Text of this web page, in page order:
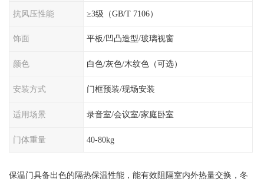
抗风压性能 ≥3级（GB/T 7106）
饰面 平板/凹凸造型/玻璃视窗
颜色 白色/灰色/木纹色（可选）
安装方式 门框预装/现场安装
适用场景 录音室/会议室/家庭卧室
门体重量 40-80kg
保温门具备出色的隔热保温性能，能有效阻隔室内外热量交换，冬